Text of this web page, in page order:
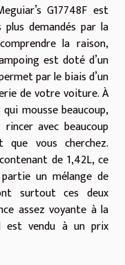
G17748F est
plus demandés par la
la raison,
est doté d’un
par le biais d’un
de votre voiture. À
mousse beaucoup,
avec beaucoup
vous cherchez.
de 1,42L, ce
un mélange de
surtout ces deux
assez voyante à la
est vendu à un prix